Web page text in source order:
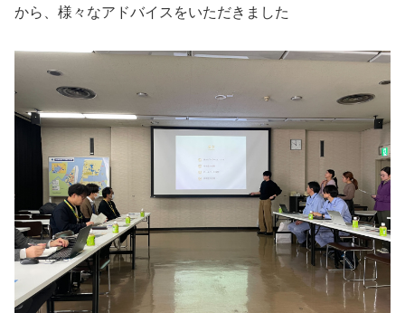
から、様々なアドバイスをいただきました